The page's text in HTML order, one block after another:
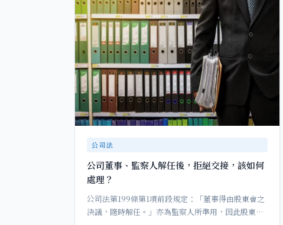
公司法
公司董事、監察人解任後，拒絕交接，該如何
處理？
公司法第199條第1項前段規定：「董事得由股東會之
決議，隨時解任。」亦為監察人所準用，因此股東會